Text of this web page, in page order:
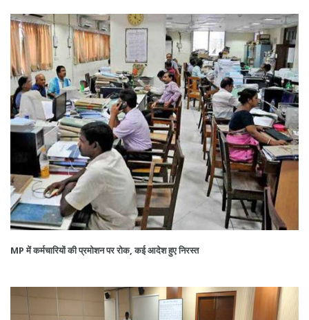
MP में कर्मचारियों की प्रमोशन पर रोक, कई आदेश हुए निरस्त